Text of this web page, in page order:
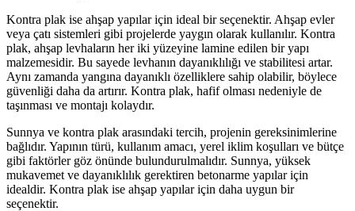
Kontra plak ise ahşap yapılar için ideal bir seçenektir. Ahşap evler
veya çatı sistemleri gibi projelerde yaygın olarak kullanılır. Kontra
plak, ahşap levhaların her iki yüzeyine lamine edilen bir yapı
malzemesidir. Bu sayede levhanın dayanıklılığı ve stabilitesi artar.
Aynı zamanda yangına dayanıklı özelliklere sahip olabilir, böylece
güvenliği daha da artırır. Kontra plak, hafif olması nedeniyle de
taşınması ve montajı kolaydır.
Sunnya ve kontra plak arasındaki tercih, projenin gereksinimlerine
bağlıdır. Yapının türü, kullanım amacı, yerel iklim koşulları ve bütçe
gibi faktörler göz önünde bulundurulmalıdır. Sunnya, yüksek
mukavemet ve dayanıklılık gerektiren betonarme yapılar için
idealdir. Kontra plak ise ahşap yapılar için daha uygun bir
seçenektir.